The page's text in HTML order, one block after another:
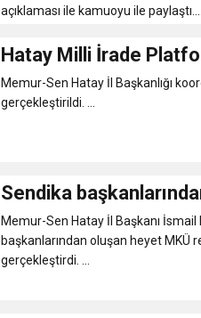
açıklaması ile kamuoyu ile paylaştı....
Hatay Milli İrade
Memur-Sen Hatay İl Başkanlığı
gerçekleştirildi. ...
Sendika
Memur-Sen Hatay İl Başkanı İsmail
başkanlarından oluşan heyet MKÜ
gerçekleştirdi. ...